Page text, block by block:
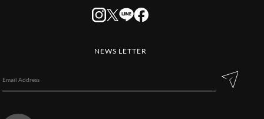
NEWS LETTER